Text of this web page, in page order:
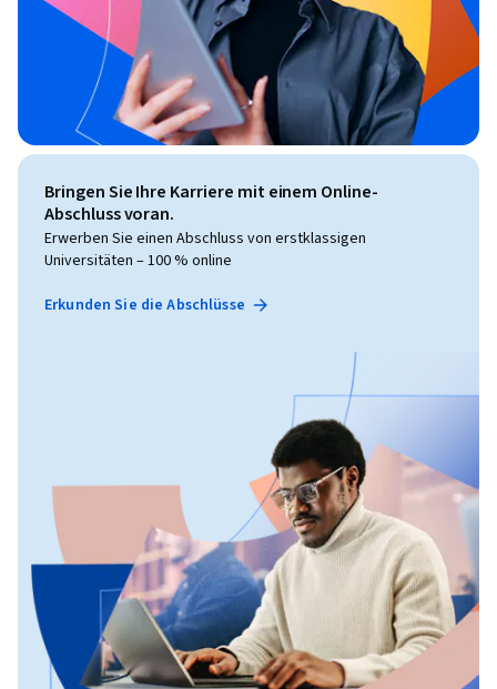
Bringen Sie Ihre Karriere mit einem Online-
Abschluss voran.
Erwerben Sie einen Abschluss von erstklassigen
Universitäten – 100 % online
Erkunden Sie die Abschlüsse